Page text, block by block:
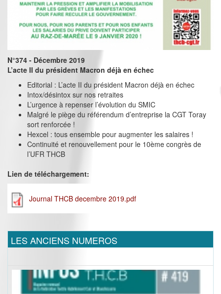
N°374 - Décembre 2019
L’acte II du président Macron déjà en échec
Editorial : L’acte II du président Macron déjà en échec
Intox/désintox sur nos retraites
L’urgence à repenser l’évolution du SMIC
Malgré le piège du référendum d’entreprise la CGT Toray
sort renforcée !
Hexcel : tous ensemble pour augmenter les salaires !
Continuité et renouvellement pour le 10ème congrès de
l’UFR THCB
Lien de téléchargement:
Journal THCB decembre 2019.pdf
LES ANCIENS NUMEROS